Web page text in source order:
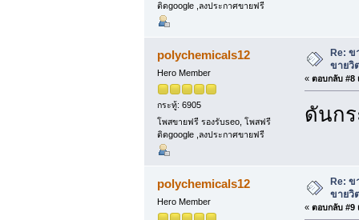
ติดgoogle ,ลงประกาศขายฟรี
polychemicals12
Hero Member
กระทู้: 6905
โพสขายฟรี รองรับseo, โพสฟรี
ติดgoogle ,ลงประกาศขายฟรี
Re: ข
ขายวิ
« ตอบกลับ #8
ดันก
polychemicals12
Hero Member
Re: ข
ขายวิ
« ตอบกลับ #9